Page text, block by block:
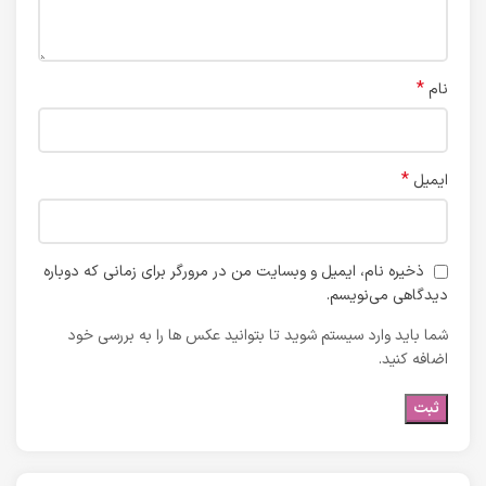
نام *
ایمیل *
ذخیره نام، ایمیل و وبسایت من در مرورگر برای زمانی که دوباره
دیدگاهی می‌نویسم.
شما باید وارد سیستم شوید تا بتوانید عکس ها را به بررسی خود
اضافه کنید.